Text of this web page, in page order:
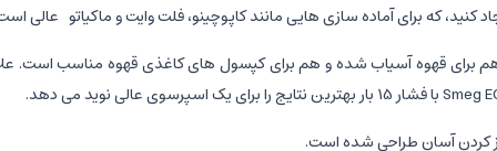
که برای آماده سازی هایی مانند کاپوچینو، فلت وایت و ماکیاتو عالی
کردن آسان طراحی شده است.